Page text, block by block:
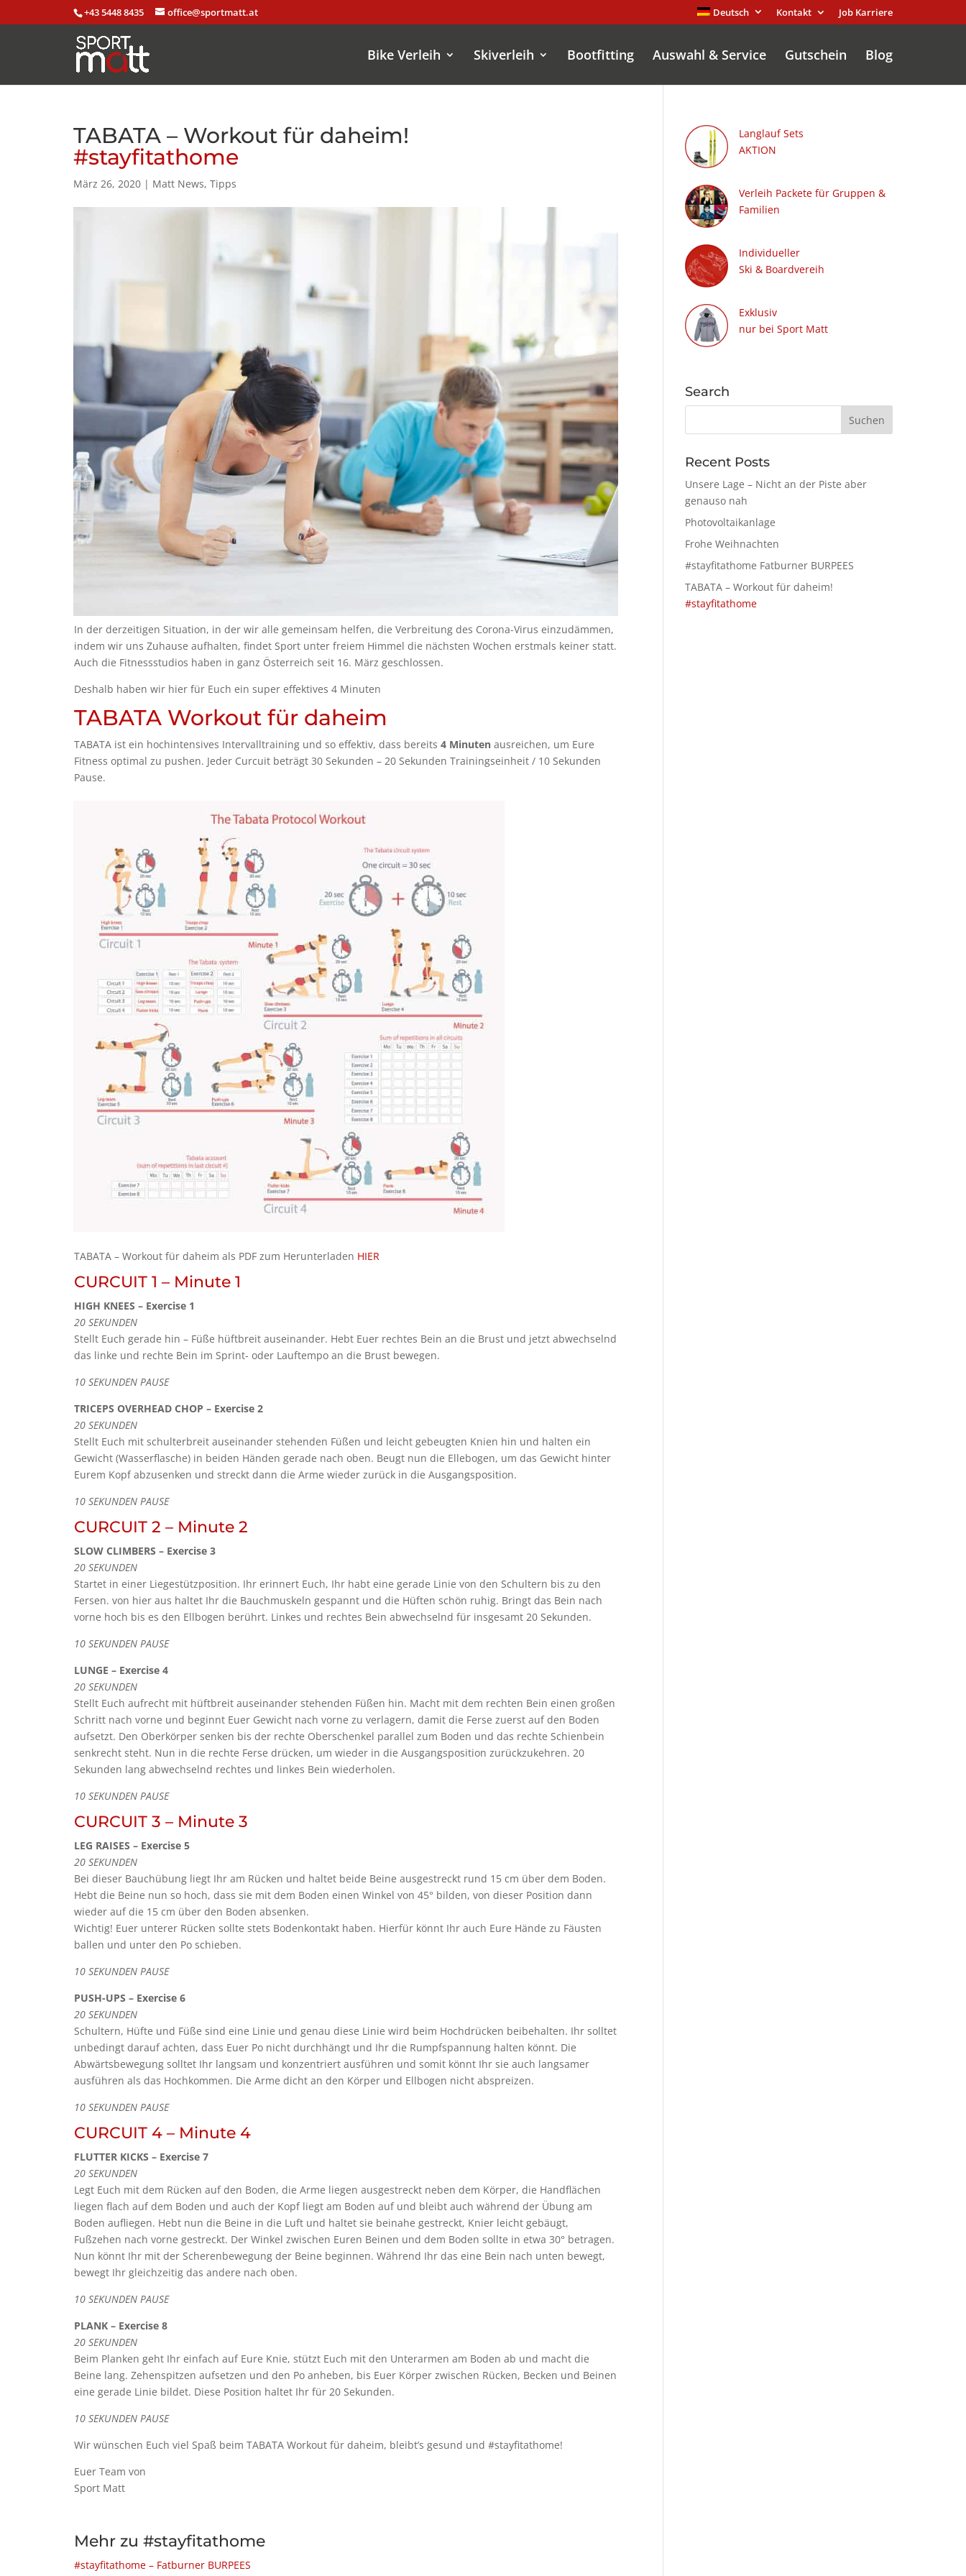
+43 5448 8435 office@sportmatt.at Deutsch Kontakt Job Karriere
Bike Verleih Skiverleih Bootfitting Auswahl & Service Gutschein Blog
TABATA – Workout für daheim!
#stayfitathome
März 26, 2020 | Matt News, Tipps
In der derzeitigen Situation, in der wir alle gemeinsam helfen, die Verbreitung des Corona-Virus einzudämmen,
indem wir uns Zuhause aufhalten, findet Sport unter freiem Himmel die nächsten Wochen erstmals keiner statt.
Auch die Fitnessstudios haben in ganz Österreich seit 16. März geschlossen.
Deshalb haben wir hier für Euch ein super effektives 4 Minuten
TABATA Workout für daheim
TABATA ist ein hochintensives Intervalltraining und so effektiv, dass bereits 4 Minuten ausreichen, um Eure
Fitness optimal zu pushen. Jeder Curcuit beträgt 30 Sekunden – 20 Sekunden Trainingseinheit / 10 Sekunden
Pause.
TABATA – Workout für daheim als PDF zum Herunterladen HIER
CURCUIT 1 – Minute 1
HIGH KNEES – Exercise 1
20 SEKUNDEN
Stellt Euch gerade hin – Füße hüftbreit auseinander. Hebt Euer rechtes Bein an die Brust und jetzt abwechselnd
das linke und rechte Bein im Sprint- oder Lauftempo an die Brust bewegen.
10 SEKUNDEN PAUSE
TRICEPS OVERHEAD CHOP – Exercise 2
20 SEKUNDEN
Stellt Euch mit schulterbreit auseinander stehenden Füßen und leicht gebeugten Knien hin und halten ein
Gewicht (Wasserflasche) in beiden Händen gerade nach oben. Beugt nun die Ellebogen, um das Gewicht hinter
Eurem Kopf abzusenken und streckt dann die Arme wieder zurück in die Ausgangsposition.
10 SEKUNDEN PAUSE
CURCUIT 2 – Minute 2
SLOW CLIMBERS – Exercise 3
20 SEKUNDEN
Startet in einer Liegestützposition. Ihr erinnert Euch, Ihr habt eine gerade Linie von den Schultern bis zu den
Fersen. von hier aus haltet Ihr die Bauchmuskeln gespannt und die Hüften schön ruhig. Bringt das Bein nach
vorne hoch bis es den Ellbogen berührt. Linkes und rechtes Bein abwechselnd für insgesamt 20 Sekunden.
10 SEKUNDEN PAUSE
LUNGE – Exercise 4
20 SEKUNDEN
Stellt Euch aufrecht mit hüftbreit auseinander stehenden Füßen hin. Macht mit dem rechten Bein einen großen
Schritt nach vorne und beginnt Euer Gewicht nach vorne zu verlagern, damit die Ferse zuerst auf den Boden
aufsetzt. Den Oberkörper senken bis der rechte Oberschenkel parallel zum Boden und das rechte Schienbein
senkrecht steht. Nun in die rechte Ferse drücken, um wieder in die Ausgangsposition zurückzukehren. 20
Sekunden lang abwechselnd rechtes und linkes Bein wiederholen.
10 SEKUNDEN PAUSE
CURCUIT 3 – Minute 3
LEG RAISES – Exercise 5
20 SEKUNDEN
Bei dieser Bauchübung liegt Ihr am Rücken und haltet beide Beine ausgestreckt rund 15 cm über dem Boden.
Hebt die Beine nun so hoch, dass sie mit dem Boden einen Winkel von 45° bilden, von dieser Position dann
wieder auf die 15 cm über den Boden absenken.
Wichtig! Euer unterer Rücken sollte stets Bodenkontakt haben. Hierfür könnt Ihr auch Eure Hände zu Fäusten
ballen und unter den Po schieben.
10 SEKUNDEN PAUSE
PUSH-UPS – Exercise 6
20 SEKUNDEN
Schultern, Hüfte und Füße sind eine Linie und genau diese Linie wird beim Hochdrücken beibehalten. Ihr solltet
unbedingt darauf achten, dass Euer Po nicht durchhängt und Ihr die Rumpfspannung halten könnt. Die
Abwärtsbewegung solltet Ihr langsam und konzentriert ausführen und somit könnt Ihr sie auch langsamer
ausführen als das Hochkommen. Die Arme dicht an den Körper und Ellbogen nicht abspreizen.
10 SEKUNDEN PAUSE
CURCUIT 4 – Minute 4
FLUTTER KICKS – Exercise 7
20 SEKUNDEN
Legt Euch mit dem Rücken auf den Boden, die Arme liegen ausgestreckt neben dem Körper, die Handflächen
liegen flach auf dem Boden und auch der Kopf liegt am Boden auf und bleibt auch während der Übung am
Boden aufliegen. Hebt nun die Beine in die Luft und haltet sie beinahe gestreckt, Knier leicht gebäugt,
Fußzehen nach vorne gestreckt. Der Winkel zwischen Euren Beinen und dem Boden sollte in etwa 30° betragen.
Nun könnt Ihr mit der Scherenbewegung der Beine beginnen. Während Ihr das eine Bein nach unten bewegt,
bewegt Ihr gleichzeitig das andere nach oben.
10 SEKUNDEN PAUSE
PLANK – Exercise 8
20 SEKUNDEN
Beim Planken geht Ihr einfach auf Eure Knie, stützt Euch mit den Unterarmen am Boden ab und macht die
Beine lang. Zehenspitzen aufsetzen und den Po anheben, bis Euer Körper zwischen Rücken, Becken und Beinen
eine gerade Linie bildet. Diese Position haltet Ihr für 20 Sekunden.
10 SEKUNDEN PAUSE
Wir wünschen Euch viel Spaß beim TABATA Workout für daheim, bleibt’s gesund und #stayfitathome!
Euer Team von
Sport Matt
Mehr zu #stayfitathome
#stayfitathome – Fatburner BURPEES
Langlauf Sets
AKTION
Verleih Packete für Gruppen &
Familien
Individueller
Ski & Boardvereih
Exklusiv
nur bei Sport Matt
Search
Recent Posts
Unsere Lage – Nicht an der Piste aber
genauso nah
Photovoltaikanlage
Frohe Weihnachten
#stayfitathome Fatburner BURPEES
TABATA – Workout für daheim!
#stayfitathome